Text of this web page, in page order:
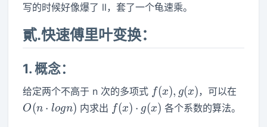
写的时候好像爆了 ll，套了一个龟速乘。
貳.快速傅里叶变换：
1.概念：
给定两个不高于 n 次的多项式 f(x),g(x)
f(x), g(x)，可以在
O(n ⋅ logn) 内求出 f(x)\cdot
f(x) ⋅ g(x) 各个系数的算法。